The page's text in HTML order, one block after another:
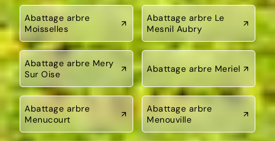
Abattage arbre
Moisselles
Abattage arbre Le
Mesnil Aubry
Abattage arbre Mery
Sur Oise
Abattage arbre Meriel
Abattage arbre
Menucourt
Abattage arbre
Menouville